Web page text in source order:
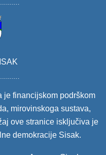
je financijskom podrškom
mirovinskoga sustava,
ove stranice isključiva je
demokracije Sisak.